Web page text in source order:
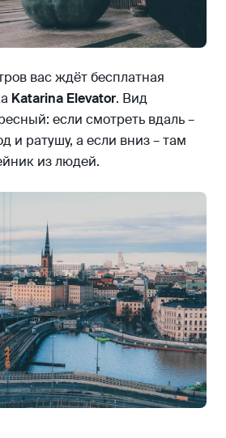
вас ждёт бесплатная
Katarina Elevator. Вид
если смотреть вдаль –
и ратушу, а если вниз – там
из людей.